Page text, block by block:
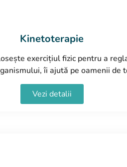
Kinetoterapie
exercițiul fizic pentru a
îi ajută pe oamenii de
Vezi detalii